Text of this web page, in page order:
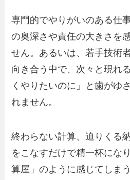
専門的でやりがいのある仕
の奥深さや責任の大きさを
せん。あるいは、若手技術
向き合う中で、次々と現れ
くやりたいのに」と歯がゆ
れません。
終わらない計算、迫りくる
をこなすだけで精一杯にな
算屋」のように感じてしま